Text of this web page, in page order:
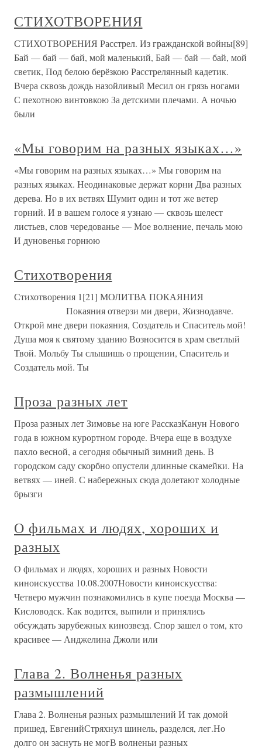
СТИХОТВОРЕНИЯ
СТИХОТВОРЕНИЯ Расстрел. Из гражданской войны[89]
Бай — бай — бай, мой маленький, Бай — бай — бай, мой
светик, Под белою берёзкою Расстрелянный кадетик.
Вчера сквозь дождь назойливый Месил он грязь ногами
С пехотною винтовкою За детскими плечами. А ночью
были
«Мы говорим на разных языках…»
«Мы говорим на разных языках…» Мы говорим на
разных языках. Неодинаковые держат корни Два разных
дерева. Но в их ветвях Шумит один и тот же ветер
горний. И в вашем голосе я узнаю — сквозь шелест
листьев, слов чередованье — Мое волнение, печаль мою
И дуновенья горнюю
Стихотворения
Стихотворения 1[21] МОЛИТВА ПОКАЯНИЯ
Покаяния отверзи ми двери, Жизнодавче.
Открой мне двери покаяния, Создатель и Спаситель мой!
Душа моя к святому зданию Возносится в храм светлый
Твой. Мольбу Ты слышишь о прощении, Спаситель и
Создатель мой. Ты
Проза разных лет
Проза разных лет Зимовье на юге РассказКанун Нового
года в южном курортном городе. Вчера еще в воздухе
пахло весной, а сегодня обычный зимний день. В
городском саду скорбно опустели длинные скамейки. На
ветвях — иней. С набережных сюда долетают холодные
брызги
О фильмах и людях, хороших и
разных
О фильмах и людях, хороших и разных Новости
киноискусства 10.08.2007Новости киноискусства:
Четверо мужчин познакомились в купе поезда Москва —
Кисловодск. Как водится, выпили и принялись
обсуждать зарубежных кинозвезд. Спор зашел о том, кто
красивее — Анджелина Джоли или
Глава 2. Волненья разных
размышлений
Глава 2. Волненья разных размышлений И так домой
пришед, ЕвгенийСтряхнул шинель, разделся, лег.Но
долго он заснуть не могВ волненьи разных